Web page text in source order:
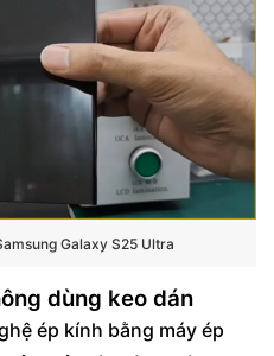
Galaxy S25 Ultra
dùng keo dán
ép kính bằng máy ép